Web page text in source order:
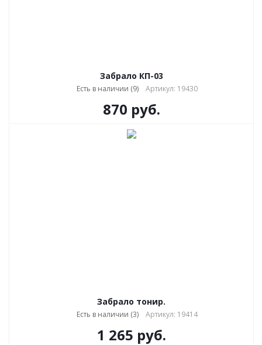
Забрало КП-03
Есть в наличии (9) Артикул: 19430
870 руб.
Забрало тонир.
Есть в наличии (3) Артикул: 19414
1 265 руб.